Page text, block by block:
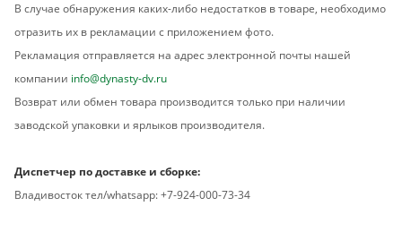
В случае обнаружения каких-либо недостатков в товаре, необходимо
отразить их в рекламации с приложением фото.
Рекламация отправляется на адрес электронной почты нашей
компании info@dynasty-dv.ru
Возврат или обмен товара производится только при наличии
заводской упаковки и ярлыков производителя.
Диспетчер по доставке и сборке:
Владивосток тел/whatsapp: +7-924-000-73-34